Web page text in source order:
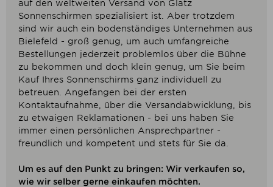
auf den weltweiten Versand von Glatz
Sonnenschirmen spezialisiert ist. Aber trotzdem
sind wir auch ein bodenständiges Unternehmen aus
Bielefeld - groß genug, um auch umfangreiche
Bestellungen jederzeit problemlos über die Bühne
zu bekommen und doch klein genug, um Sie beim
Kauf Ihres Sonnenschirms ganz individuell zu
betreuen. Angefangen bei der ersten
Kontaktaufnahme, über die Versandabwicklung, bis
zu etwaigen Reklamationen - bei uns haben Sie
immer einen persönlichen Ansprechpartner -
freundlich und kompetent und stets für Sie da.
Um es auf den Punkt zu bringen: Wir verkaufen so,
wie wir selber gerne einkaufen möchten.